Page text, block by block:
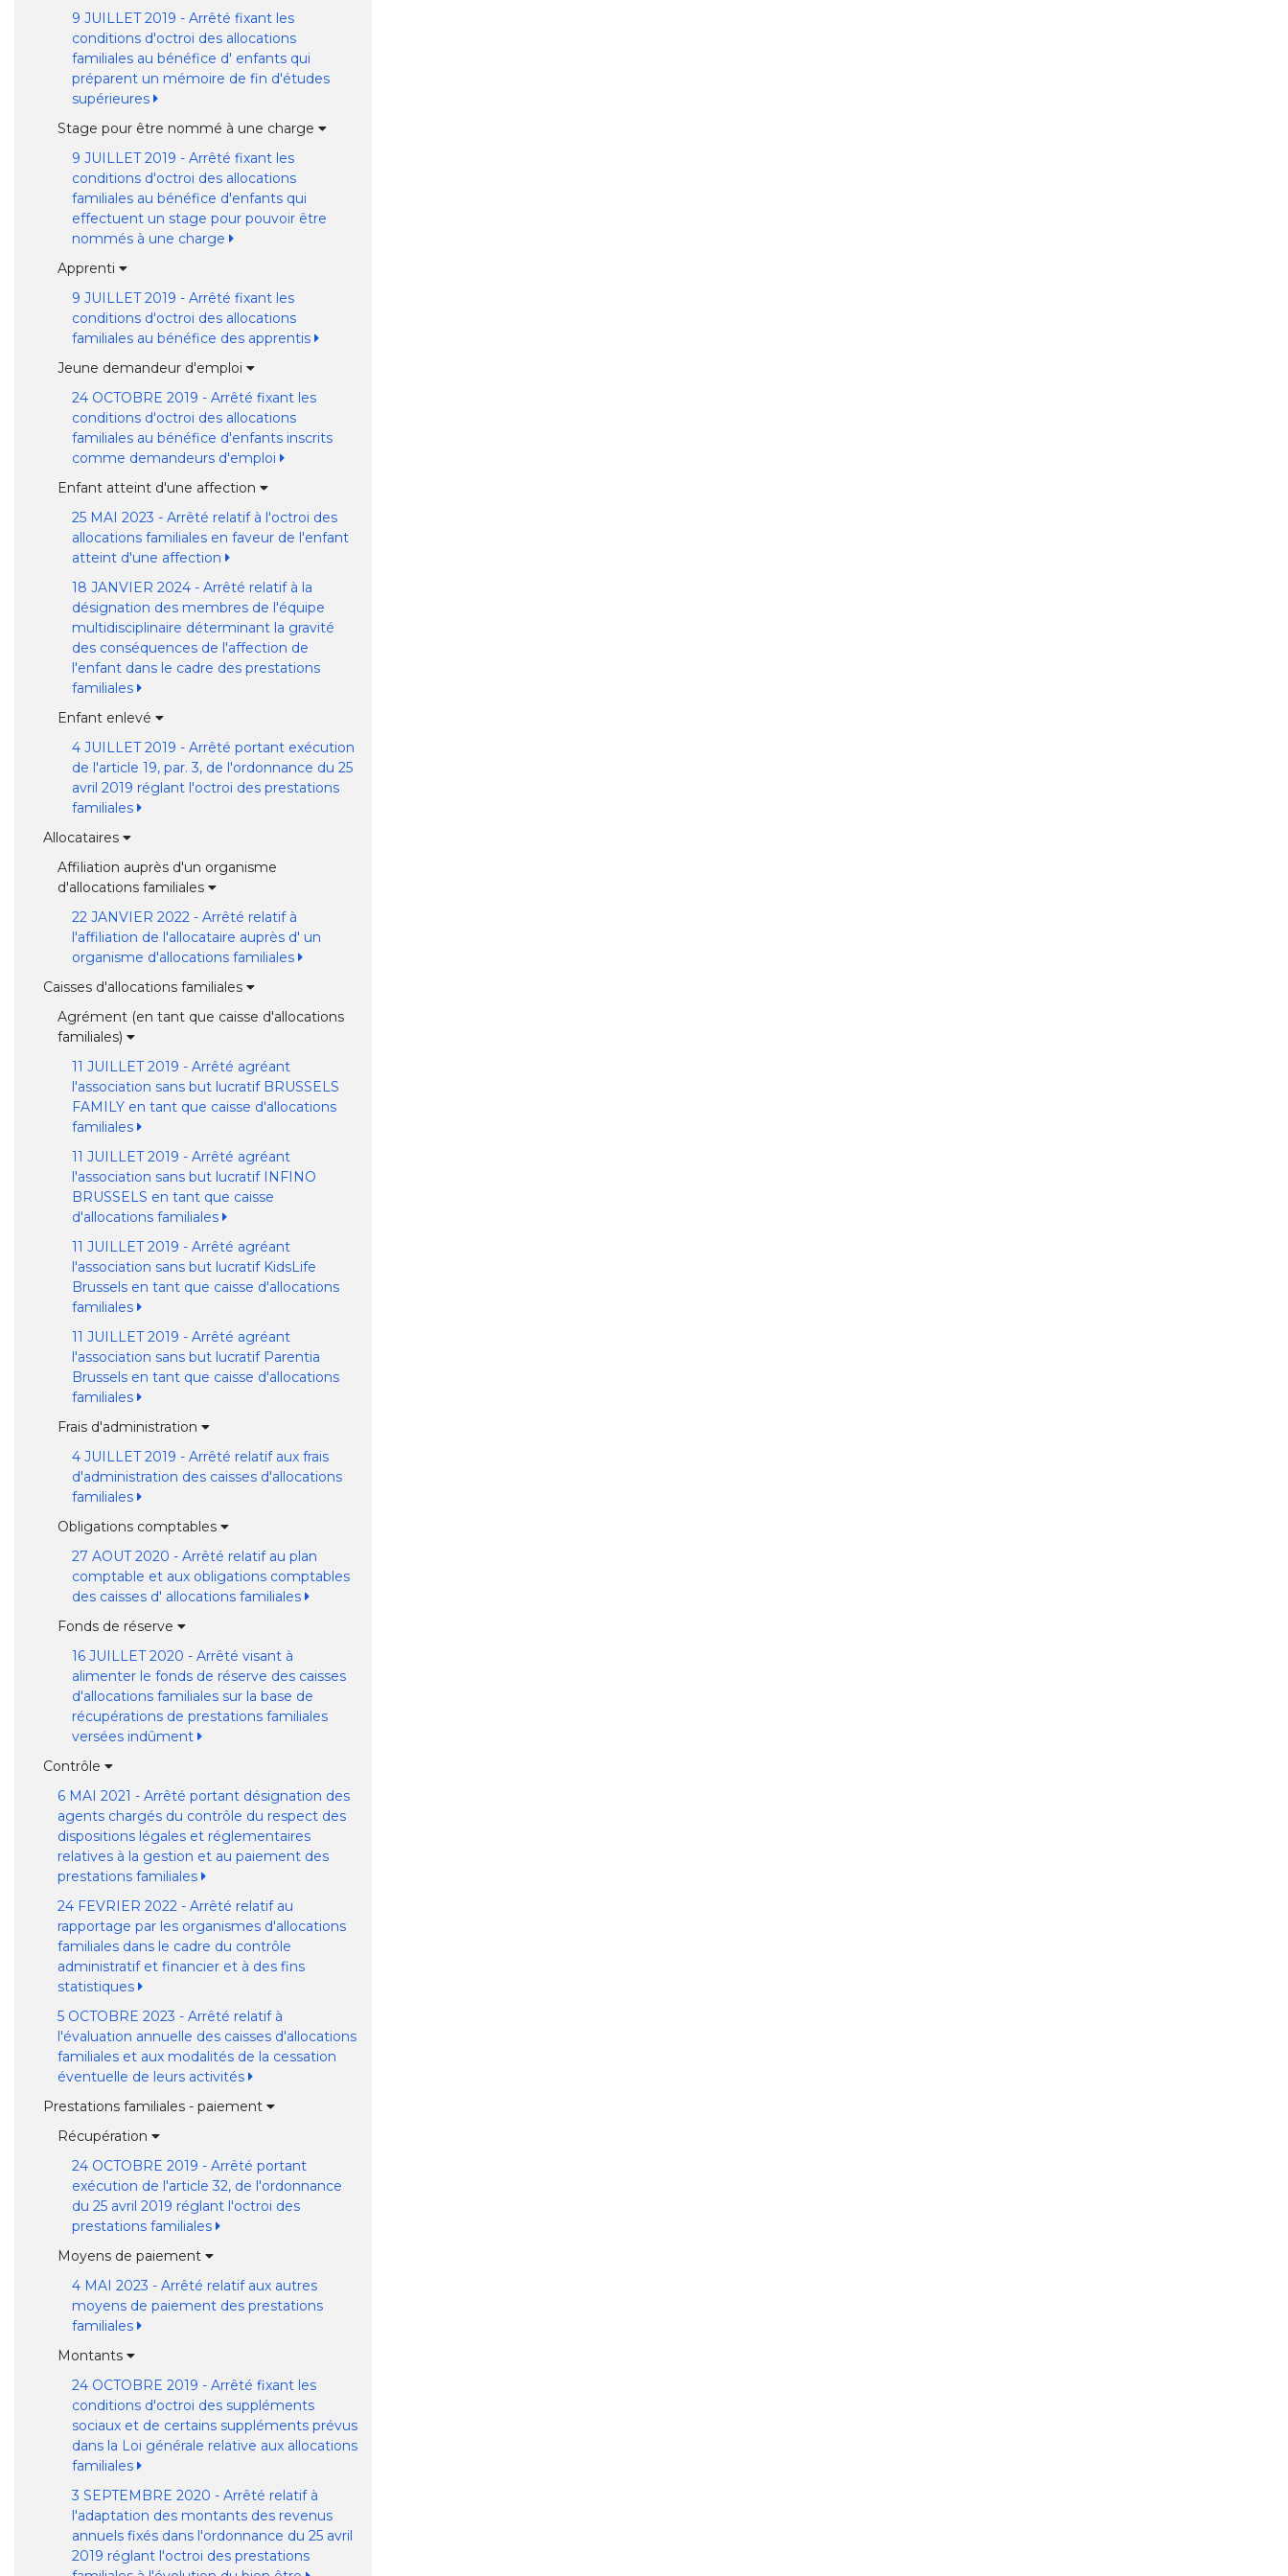
9 JUILLET 2019 - Arrêté fixant les
conditions d'octroi des allocations
familiales au bénéfice d' enfants qui
préparent un mémoire de fin d'études
supérieures
Stage pour être nommé à une charge
9 JUILLET 2019 - Arrêté fixant les
conditions d'octroi des allocations
familiales au bénéfice d'enfants qui
effectuent un stage pour pouvoir être
nommés à une charge
Apprenti
9 JUILLET 2019 - Arrêté fixant les
conditions d'octroi des allocations
familiales au bénéfice des apprentis
Jeune demandeur d'emploi
24 OCTOBRE 2019 - Arrêté fixant les
conditions d'octroi des allocations
familiales au bénéfice d'enfants inscrits
comme demandeurs d'emploi
Enfant atteint d'une affection
25 MAI 2023 - Arrêté relatif à l'octroi des
allocations familiales en faveur de l'enfant
atteint d'une affection
18 JANVIER 2024 - Arrêté relatif à la
désignation des membres de l'équipe
multidisciplinaire déterminant la gravité
des conséquences de l'affection de
l'enfant dans le cadre des prestations
familiales
Enfant enlevé
4 JUILLET 2019 - Arrêté portant exécution
de l'article 19, par. 3, de l'ordonnance du 25
avril 2019 réglant l'octroi des prestations
familiales
Allocataires
Affiliation auprès d'un organisme
d'allocations familiales
22 JANVIER 2022 - Arrêté relatif à
l'affiliation de l'allocataire auprès d' un
organisme d'allocations familiales
Caisses d'allocations familiales
Agrément (en tant que caisse d'allocations
familiales)
11 JUILLET 2019 - Arrêté agréant
l'association sans but lucratif BRUSSELS
FAMILY en tant que caisse d'allocations
familiales
11 JUILLET 2019 - Arrêté agréant
l'association sans but lucratif INFINO
BRUSSELS en tant que caisse
d'allocations familiales
11 JUILLET 2019 - Arrêté agréant
l'association sans but lucratif KidsLife
Brussels en tant que caisse d'allocations
familiales
11 JUILLET 2019 - Arrêté agréant
l'association sans but lucratif Parentia
Brussels en tant que caisse d'allocations
familiales
Frais d'administration
4 JUILLET 2019 - Arrêté relatif aux frais
d'administration des caisses d'allocations
familiales
Obligations comptables
27 AOUT 2020 - Arrêté relatif au plan
comptable et aux obligations comptables
des caisses d' allocations familiales
Fonds de réserve
16 JUILLET 2020 - Arrêté visant à
alimenter le fonds de réserve des caisses
d'allocations familiales sur la base de
récupérations de prestations familiales
versées indûment
Contrôle
6 MAI 2021 - Arrêté portant désignation des
agents chargés du contrôle du respect des
dispositions légales et réglementaires
relatives à la gestion et au paiement des
prestations familiales
24 FEVRIER 2022 - Arrêté relatif au
rapportage par les organismes d'allocations
familiales dans le cadre du contrôle
administratif et financier et à des fins
statistiques
5 OCTOBRE 2023 - Arrêté relatif à
l'évaluation annuelle des caisses d'allocations
familiales et aux modalités de la cessation
éventuelle de leurs activités
Prestations familiales - paiement
Récupération
24 OCTOBRE 2019 - Arrêté portant
exécution de l'article 32, de l'ordonnance
du 25 avril 2019 réglant l'octroi des
prestations familiales
Moyens de paiement
4 MAI 2023 - Arrêté relatif aux autres
moyens de paiement des prestations
familiales
Montants
24 OCTOBRE 2019 - Arrêté fixant les
conditions d'octroi des suppléments
sociaux et de certains suppléments prévus
dans la Loi générale relative aux allocations
familiales
3 SEPTEMBRE 2020 - Arrêté relatif à
l'adaptation des montants des revenus
annuels fixés dans l'ordonnance du 25 avril
2019 réglant l'octroi des prestations